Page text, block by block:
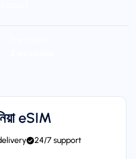
eSIM
24/7 support